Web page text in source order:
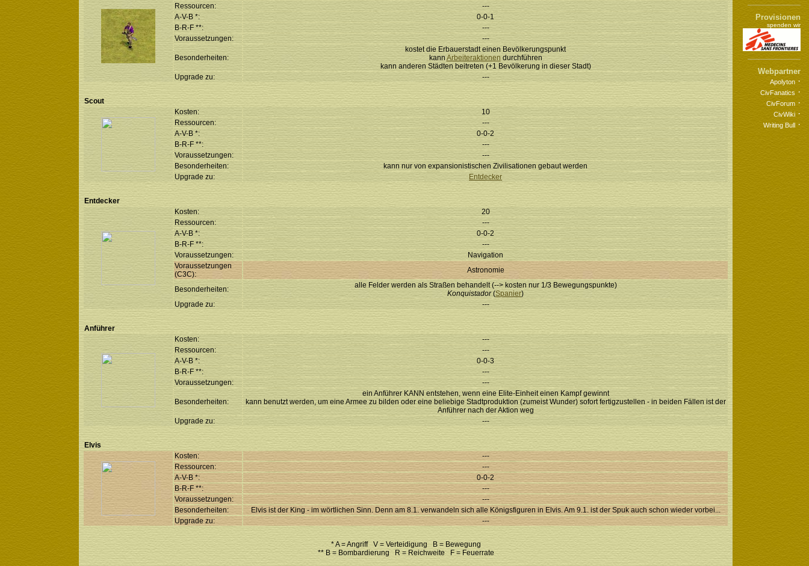
Ressourcen:
---
A-V-B *:
0-0-1
B-R-F **:
---
Voraussetzungen:
---
Besonderheiten:
kostet die Erbauerstadt einen Bevölkerungspunkt
kannArbeiteraktionen durchführen
kann anderen Städten beitreten (+1 Bevölkerung in dieser Stadt)
Upgrade zu:
---
Scout
Kosten:
10
Ressourcen:
---
A-V-B *:
0-0-2
B-R-F **:
---
Voraussetzungen:
---
Besonderheiten:
kann nur von expansionistischen Zivilisationen gebaut werden
Upgrade zu:
Entdecker
Entdecker
Kosten:
20
Ressourcen:
---
A-V-B *:
0-0-2
B-R-F **:
---
Voraussetzungen:
Navigation
Voraussetzungen
(C3C):
Astronomie
Besonderheiten:
alle Felder werden als Straßen behandelt (--> kosten nur 1/3 Bewegungspunkte)
Konquistador(Spanier)
Upgrade zu:
---
Anführer
Kosten:
---
Ressourcen:
---
A-V-B *:
0-0-3
B-R-F **:
---
Voraussetzungen:
---
Besonderheiten:
ein Anführer KANN entstehen, wenn eine Elite-Einheit einen Kampf gewinnt
kann benutzt werden, um eine Armee zu bilden oder eine beliebige Stadtproduktion (zumeist Wunder) sofort fertigzustellen - in beiden Fällen ist der
Anführer nach der Aktion weg
Upgrade zu:
---
Elvis
Kosten:
---
Ressourcen:
---
A-V-B *:
0-0-2
B-R-F **:
---
Voraussetzungen:
---
Besonderheiten:
Elvis ist der King - im wörtlichen Sinn. Denn am 8.1. verwandeln sich alle Königsfiguren in Elvis. Am 9.1. ist der Spuk auch schon wieder vorbei...
Upgrade zu:
---
* A = Angriff V = Verteidigung B = Bewegung
** B = Bombardierung R = Reichweite F = Feuerrate
Provisionen
spenden wir
Webpartner
Apolyton ·
CivFanatics ·
CivForum ·
CivWiki ·
Writing Bull ·